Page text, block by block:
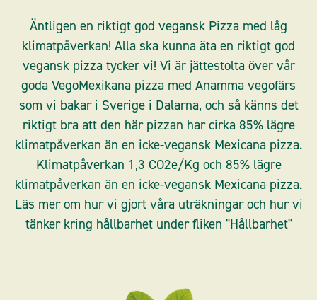
out
of
5
Äntligen en riktigt god vegansk Pizza med låg
klimatpåverkan! Alla ska kunna äta en riktigt god
vegansk pizza tycker vi! Vi är jättestolta över vår
goda VegoMexikana pizza med Anamma vegofärs
som vi bakar i Sverige i Dalarna, och så känns det
riktigt bra att den här pizzan har cirka 85% lägre
klimatpåverkan än en icke-vegansk Mexicana pizza.
Klimatpåverkan 1,3 CO2e/Kg och 85% lägre
klimatpåverkan än en icke-vegansk Mexicana pizza.
Läs mer om hur vi gjort våra uträkningar och hur vi
tänker kring hållbarhet under fliken "Hållbarhet"